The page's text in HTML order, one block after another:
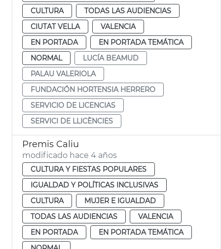
CULTURA
TODAS LAS AUDIENCIAS
CIUTAT VELLA
VALENCIA
EN PORTADA
EN PORTADA TEMÁTICA
NORMAL
LUCÍA BEAMUD
PALAU VALERIOLA
FUNDACIÓN HORTENSIA HERRERO
SERVICIO DE LICENCIAS
SERVICI DE LLICÈNCIES
Premis Caliu
modificado hace 4 años
CULTURA Y FIESTAS POPULARES
IGUALDAD Y POLÍTICAS INCLUSIVAS
CULTURA
MUJER E IGUALDAD
TODAS LAS AUDIENCIAS
VALENCIA
EN PORTADA
EN PORTADA TEMÁTICA